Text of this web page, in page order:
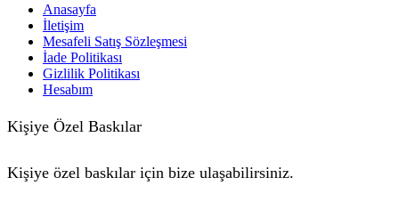
Anasayfa
İletişim
Mesafeli Satış Sözleşmesi
İade Politikası
Gizlilik Politikası
Hesabım
Kişiye Özel Baskılar
Kişiye özel baskılar için bize ulaşabilirsiniz.